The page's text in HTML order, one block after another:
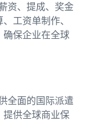
资、提成、奖金
工资单制作、
确保企业在全球
全面的国际派遣
提供全球商业保